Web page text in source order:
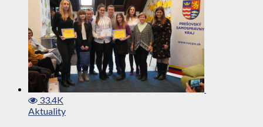
33.4K
Aktuality